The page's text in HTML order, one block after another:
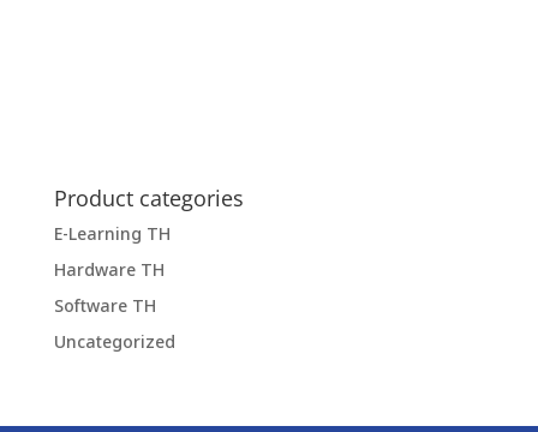
Product categories
E-Learning TH
Hardware TH
Software TH
Uncategorized